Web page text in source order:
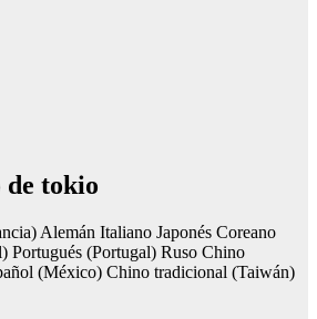
tokio
Alemán Italiano Japonés Coreano
Portugués (Portugal) Ruso Chino
(México) Chino tradicional (Taiwán)